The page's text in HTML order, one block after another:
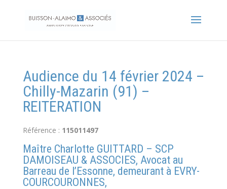
Audience du 14 février 2024 –
Chilly-Mazarin (91) –
REITERATION
Référence : 115011497
Maître Charlotte GUITTARD – SCP
DAMOISEAU & ASSOCIES, Avocat au
Barreau de l’Essonne, demeurant à EVRY-
COURCOURONNES,